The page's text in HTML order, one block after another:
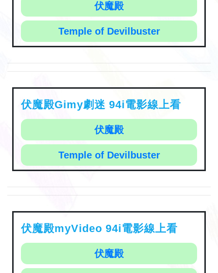
伏魔殿
Temple of Devilbuster
伏魔殿Gimy劇迷 94i電影線上看
伏魔殿
Temple of Devilbuster
伏魔殿myVideo 94i電影線上看
伏魔殿